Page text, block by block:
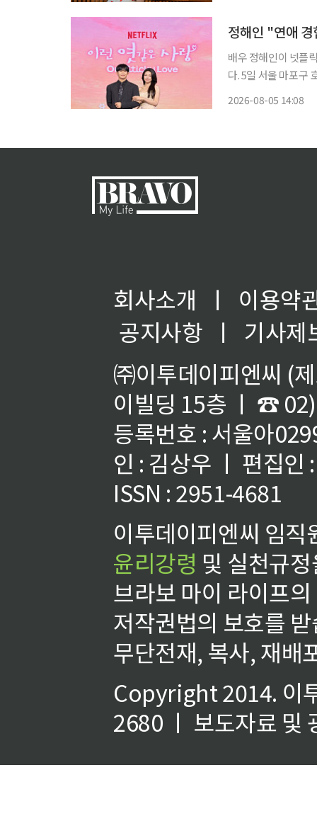
정해인 "연애
배우 정해인이 넷플
다. 5일 서울 마포구 호텔 나루 서울 엠갤러리에서 열린 넷플릭스 시리즈 '이런 엿같은 사랑'
2026-08-05 14:08
회사소개 ㅣ
이용약
공지사항
ㅣ
기사제
㈜이투데이피엔씨 (
이빌딩 15층 ㅣ ☎
등록번호 : 서울아
인 : 김상우 ㅣ 편집인
ISSN : 2951-4681
이투데이피엔씨 임
윤리강령 및 실천규
브라보 마이 라이프
저작권법의 보호를
무단전재, 복사, 재배
Copyright 2014. 이
2680 ㅣ 보도자료